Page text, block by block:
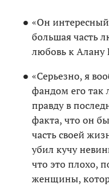
«Он
большая часть
любовь к Алану
«Серьезно, я
фандом его так
правду в
факта, что он
часть своей
убил кучу
что это плохо,
женщины,